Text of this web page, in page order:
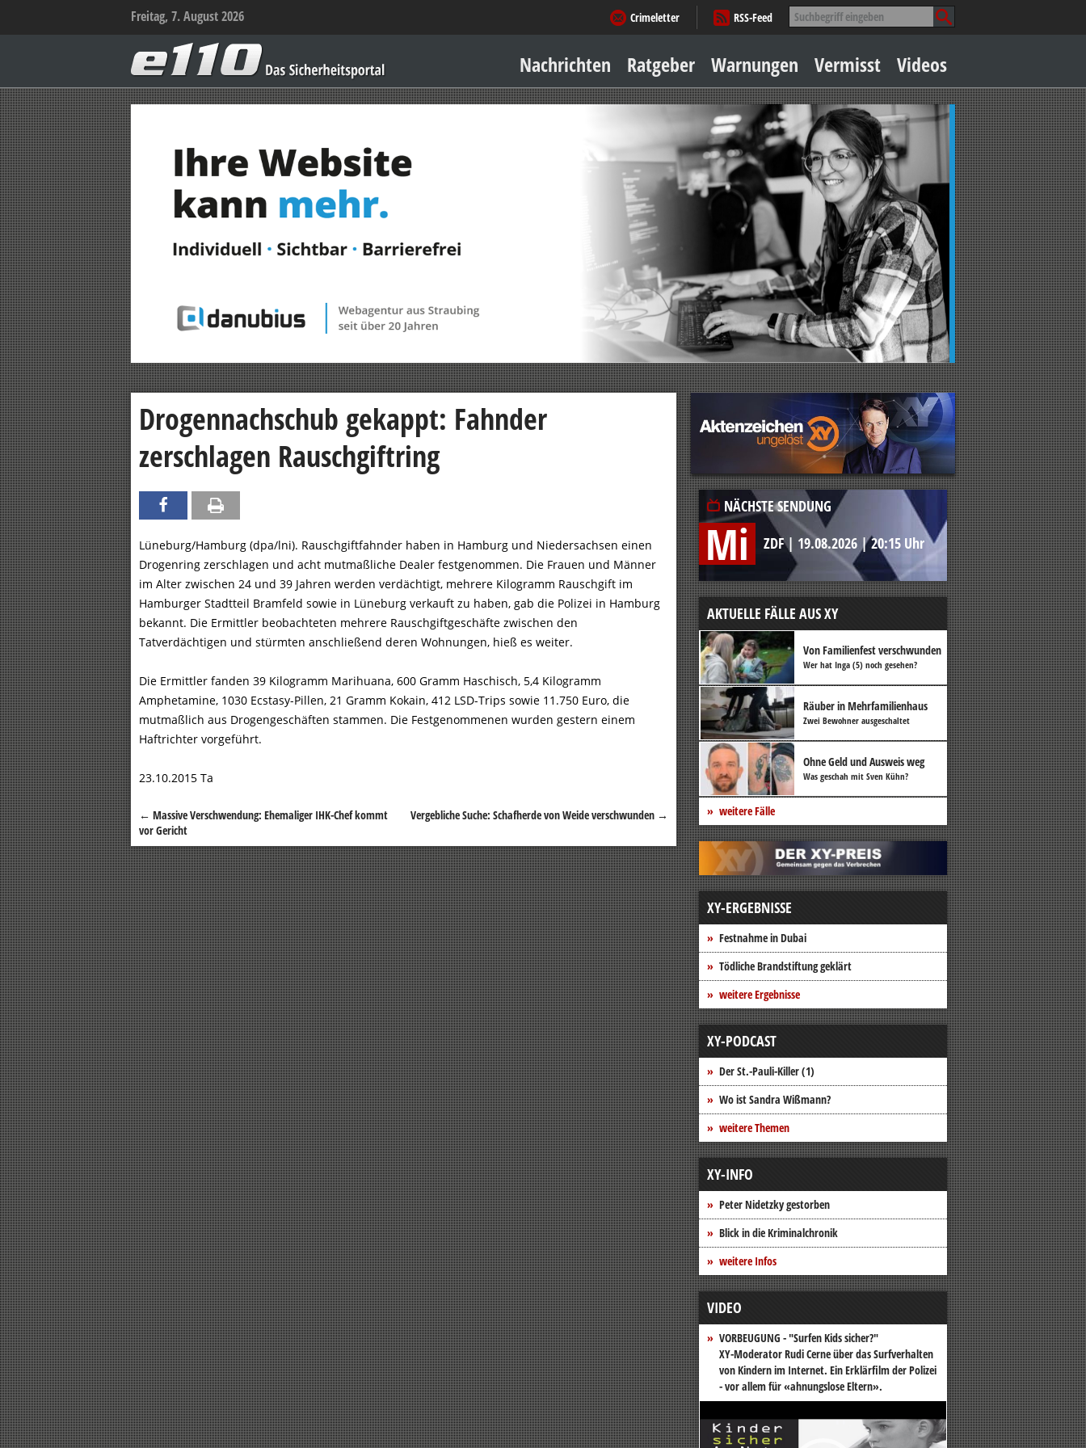
Freitag, 7. August 2026 Suche
nach:
Crimeletter
RSS-Feed
–
Das
Sicherheitsportal
Inhalt
springen
Nachrichten Ratgeber
Sicher zu Hause
Geld & Einkauf
Amore & mehr
Mobiles Leben
Arbeitsleben
Warnungen Vermisst Videos
Drogennachschub gekappt: Fahnder
zerschlagen Rauschgiftring
Lüneburg/Hamburg (dpa/lni). Rauschgiftfahnder haben in Hamburg und Niedersachsen einen
Drogenring zerschlagen und acht mutmaßliche Dealer festgenommen. Die Frauen und Männer
im Alter zwischen 24 und 39 Jahren werden verdächtigt, mehrere Kilogramm Rauschgift im
Hamburger Stadtteil Bramfeld sowie in Lüneburg verkauft zu haben, gab die Polizei in Hamburg
bekannt. Die Ermittler beobachteten mehrere Rauschgiftgeschäfte zwischen den
Tatverdächtigen und stürmten anschließend deren Wohnungen, hieß es weiter.
Die Ermittler fanden 39 Kilogramm Marihuana, 600 Gramm Haschisch, 5,4 Kilogramm
Amphetamine, 1030 Ecstasy-Pillen, 21 Gramm Kokain, 412 LSD-Trips sowie 11.750 Euro, die
mutmaßlich aus Drogengeschäften stammen. Die Festgenommenen wurden gestern einem
Haftrichter vorgeführt.
23.10.2015 Ta
Beitragsnavigation
← Massive Verschwendung: Ehemaliger IHK-Chef kommt
vor Gericht
Vergebliche Suche: Schafherde von Weide verschwunden →
NÄCHSTE SENDUNG
Mi ZDF| 19.08.2026 |20:15 Uhr
AKTUELLE FÄLLE AUS XY
Von Familienfest verschwunden
Wer hat Inga (5) noch gesehen?
Räuber in Mehrfamilienhaus
Zwei Bewohner ausgeschaltet
Ohne Geld und Ausweis weg
Was geschah mit Sven Kühn?
weitere Fälle
XY-ERGEBNISSE
Festnahme in Dubai
Tödliche Brandstiftung geklärt
weitere Ergebnisse
XY-PODCAST
Der St.-Pauli-Killer (1)
Wo ist Sandra Wißmann?
weitere Themen
XY-INFO
Peter Nidetzky gestorben
Blick in die Kriminalchronik
weitere Infos
VIDEO
VORBEUGUNG - "Surfen Kids sicher?"
XY-Moderator Rudi Cerne über das Surfverhalten
von Kindern im Internet. Ein Erklärfilm der Polizei
- vor allem für «ahnungslose Eltern».
Video-
Player